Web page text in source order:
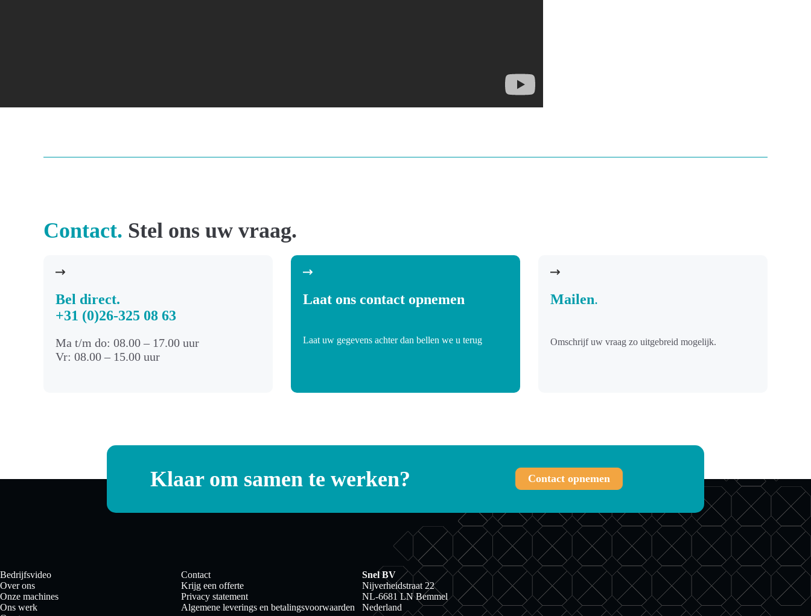
Contact. Stel ons uw vraag.
Bel direct.
+31 (0)26-325 08 63
Ma t/m do: 08.00 – 17.00 uur
Vr: 08.00 – 15.00 uur
Laat ons contact opnemen
Laat uw gegevens achter dan bellen we u terug
Mailen.
Omschrijf uw vraag zo uitgebreid mogelijk.
Klaar om samen te werken? Contact opnemen
Bedrijfsvideo
Over ons
Onze machines
Ons werk
Contact
Krijg een offerte
Privacy statement
Algemene leverings en betalingsvoorwaarden
Snel BV
Nijverheidstraat 22
NL-6681 LN Bemmel
Nederland